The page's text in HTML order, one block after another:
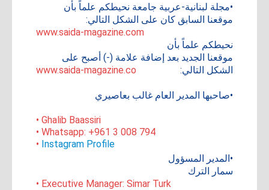
•مجلة لبنانية-عربية جامعة نحيطكم علماً بأن
موقعنا السابق كان على الشكل التالي:
www.saida-magazine.com
نحيطكم علماً بأن
موقعنا الجديد بعد إضافة علامة (-) أصبح على
الشكل التالي:
www.saida-magazine.co
•صاحبها المدير العام غالب بعاصيري
• Ghalib Baassiri
• Whatsapp: +961 3 008 794
• Instagram Profile
•المدير المسؤول
سمار الترك
• Executive Manager: Simar Turk